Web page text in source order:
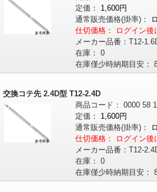
定価：
1,600円
通常販売価格(掛率)：
仕切価格：
ログイン後
メーカー品番： T12-
在庫： 0
在庫僅少時納期目安：
交換コテ先 2.4D型 T12-2.4D
商品コード： 0000 58
定価：
1,600円
通常販売価格(掛率)：
仕切価格：
ログイン後
メーカー品番： T12-
在庫： 0
在庫僅少時納期目安：